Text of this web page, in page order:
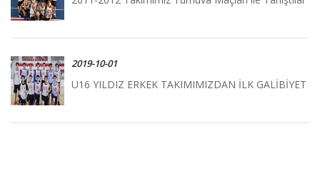
2019-10-01
U16 YILDIZ ERKEK TAKIMIMIZDAN İLK GALİBİYET